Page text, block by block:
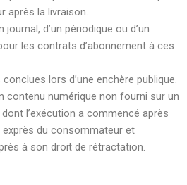
après la livraison.
journal, d’un périodique ou d’un
les contrats d’abonnement à ces
lors d’une enchère publique.
contenu numérique non fourni sur un
l’exécution a commencé après
exprès du consommateur et
à son droit de rétractation.